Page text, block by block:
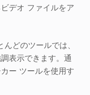
デオ ファイルをア
んどのツールでは、
表示できます。通
ー ツールを使用す